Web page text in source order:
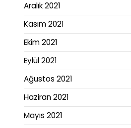
Aralık 2021
Kasım 2021
Ekim 2021
Eylül 2021
Ağustos 2021
Haziran 2021
Mayıs 2021